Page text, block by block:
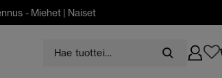
- Miehet | Naiset